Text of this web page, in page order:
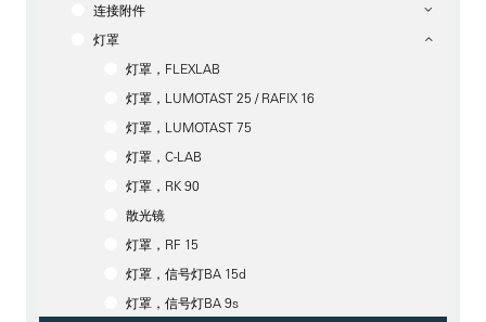
连接附件
灯罩
灯罩，FLEXLAB
灯罩，LUMOTAST 25 / RAFIX 16
灯罩，LUMOTAST 75
灯罩，C-LAB
灯罩，RK 90
散光镜
灯罩，RF 15
灯罩，信号灯BA 15d
灯罩，信号灯BA 9s